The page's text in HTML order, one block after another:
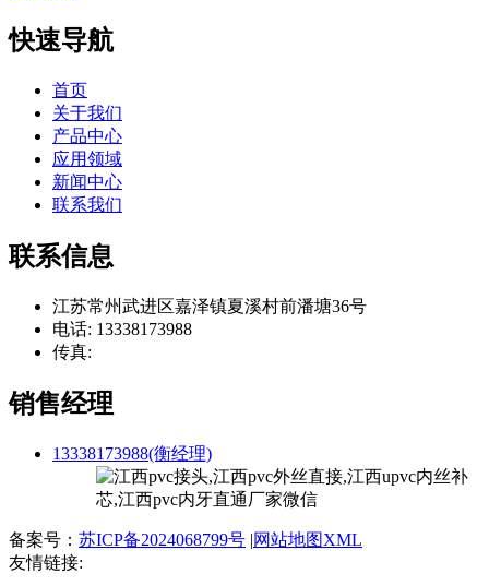
快速导航
首页
关于我们
产品中心
应用领域
新闻中心
联系我们
联系信息
江苏常州武进区嘉泽镇夏溪村前潘塘36号
电话: 13338173988
传真:
销售经理
13338173988(衡经理)
备案号： 苏ICP备2024068799号 |网站地图XML
友情链接: